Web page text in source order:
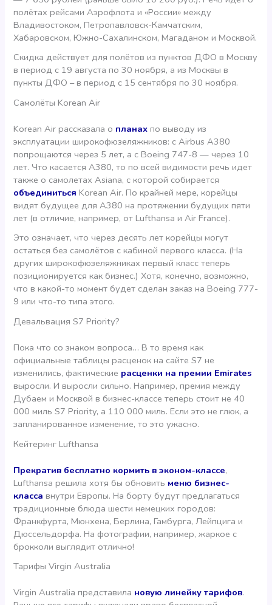
полётах рейсами Аэрофлота и «России» между
Владивостоком, Петропавловск-Камчатским,
Хабаровском, Южно-Сахалинском, Магаданом и Москвой.
Скидка действует для полётов из пунктов ДФО в Москву
в период с 19 августа по 30 ноября, а из Москвы в
пункты ДФО – в период с 15 сентября по 30 ноября.
Самолёты Korean Air
Korean Air рассказала о планах по выводу из
эксплуатации широкофюзеляжников: с Airbus A380
попрощаются через 5 лет, а с Boeing 747-8 — через 10
лет. Что касается А380, то по всей видимости речь идет
также о самолетах Asiana, с которой собирается
объединиться Korean Air. По крайней мере, корейцы
видят будущее для А380 на протяжении будущих пяти
лет (в отличие, например, от Lufthansa и Air France).
Это означает, что через десять лет корейцы могут
остаться без самолётов с кабиной первого класса. (На
других широкофюзеляжниках первый класс теперь
позиционируется как бизнес.) Хотя, конечно, возможно,
что в какой-то момент будет сделан заказ на Boeing 777-
9 или что-то типа этого.
Девальвация S7 Priority?
Пока что со знаком вопроса… В то время как
официальные таблицы расценок на сайте S7 не
изменились, фактические расценки на премии Emirates
выросли. И выросли сильно. Например, премия между
Дубаем и Москвой в бизнес-классе теперь стоит не 40
000 миль S7 Priority, а 110 000 миль. Если это не глюк, а
запланированное изменение, то это ужасно.
Кейтеринг Lufthansa
Прекратив бесплатно кормить в эконом-классе,
Lufthansa решила хотя бы обновить меню бизнес-
класса внутри Европы. На борту будут предлагаться
традиционные блюда шести немецких городов:
Франкфурта, Мюнхена, Берлина, Гамбурга, Лейпцига и
Дюссельдорфа. На фотографии, например, жаркое с
брокколи выглядит отлично!
Тарифы Virgin Australia
Virgin Australia представила новую линейку тарифов.